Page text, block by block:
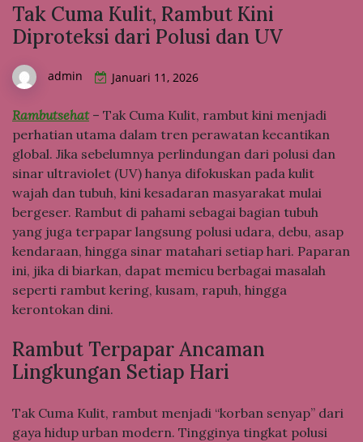
Tak Cuma Kulit, Rambut Kini
Diproteksi dari Polusi dan UV
admin Januari 11, 2026
Rambutsehat– Tak Cuma Kulit, rambut kini menjadi
perhatian utama dalam tren perawatan kecantikan
global. Jika sebelumnya perlindungan dari polusi dan
sinar ultraviolet (UV) hanya difokuskan pada kulit
wajah dan tubuh, kini kesadaran masyarakat mulai
bergeser. Rambut di pahami sebagai bagian tubuh
yang juga terpapar langsung polusi udara, debu, asap
kendaraan, hingga sinar matahari setiap hari. Paparan
ini, jika di biarkan, dapat memicu berbagai masalah
seperti rambut kering, kusam, rapuh, hingga
kerontokan dini.
Rambut Terpapar Ancaman
Lingkungan Setiap Hari
Tak Cuma Kulit, rambut menjadi “korban senyap” dari
gaya hidup urban modern. Tingginya tingkat polusi